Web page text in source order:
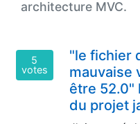
architecture MVC.
5
votes
"le fichier
mauvaise
être 52.0"
du projet